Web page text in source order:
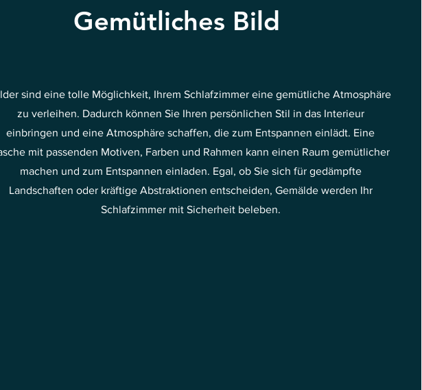
Gemütliches Bild
sind eine tolle Möglichkeit, Ihrem Schlafzimmer eine gemütliche Atmosphäre
zu verleihen. Dadurch können Sie Ihren persönlichen Stil in das Interieur
einbringen und eine Atmosphäre schaffen, die zum Entspannen einlädt. Eine
mit passenden Motiven, Farben und Rahmen kann einen Raum gemütlicher
machen und zum Entspannen einladen. Egal, ob Sie sich für gedämpfte
Landschaften oder kräftige Abstraktionen entscheiden, Gemälde werden Ihr
Schlafzimmer mit Sicherheit beleben.